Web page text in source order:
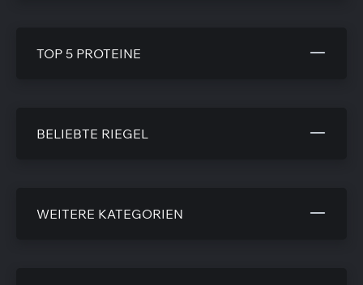
TOP 5 PROTEINE
BELIEBTE RIEGEL
WEITERE KATEGORIEN